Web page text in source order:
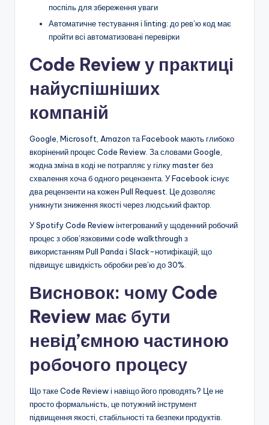
поспіль для збереження уваги
Автоматичне тестування і linting: до рев’ю код має
пройти всі автоматизовані перевірки
Code Review у практиці
найуспішніших
компаній
Google, Microsoft, Amazon та Facebook мають глибоко
вкорінений процес Code Review. За словами Google,
жодна зміна в коді не потрапляє у гілку master без
схвалення хоча б одного рецензента. У Facebook існує
два рецензенти на кожен Pull Request. Це дозволяє
уникнути зниження якості через людський фактор.
У Spotify Code Review інтегрований у щоденний робочий
процес з обов’язковими code walkthrough з
використанням Pull Panda і Slack-нотифікацій, що
підвищує швидкість обробки рев’ю до 30%.
Висновок: чому Code
Review має бути
невід’ємною частиною
робочого процесу
Що таке Code Review і навіщо його проводять? Це не
просто формальність, це потужний інструмент
підвищення якості, стабільності та безпеки продуктів.